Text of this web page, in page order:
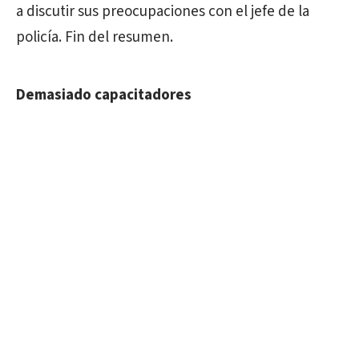
a discutir sus preocupaciones con el jefe de la
policía. Fin del resumen.
Demasiado capacitadores